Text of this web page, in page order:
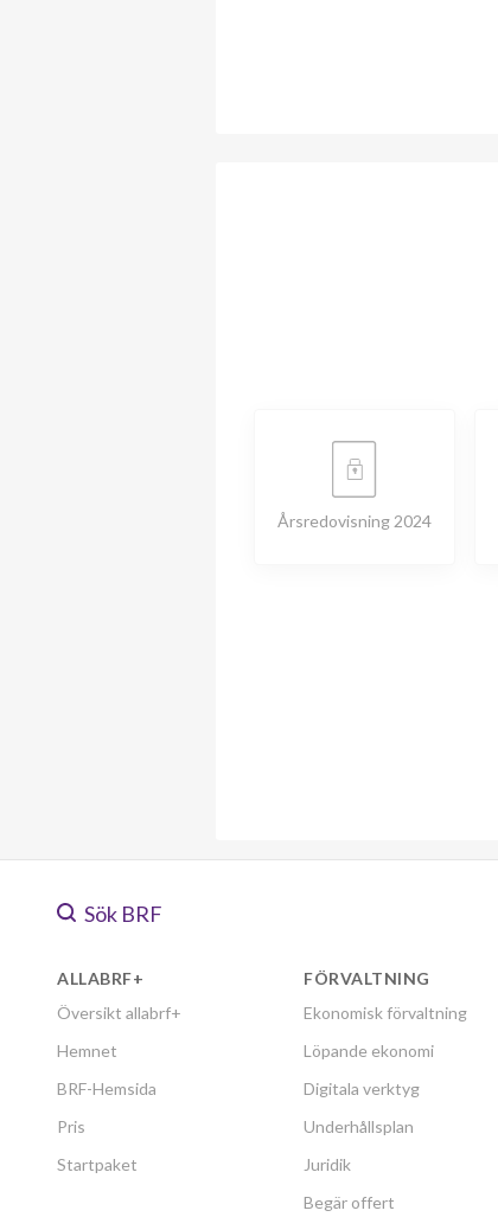
Årsredovisning 2024
Sök BRF
ALLABRF+
Översikt allabrf+
Hemnet
BRF-Hemsida
Pris
Startpaket
FÖRVALTNING
Ekonomisk förvaltning
Löpande ekonomi
Digitala verktyg
Underhållsplan
Juridik
Begär offert